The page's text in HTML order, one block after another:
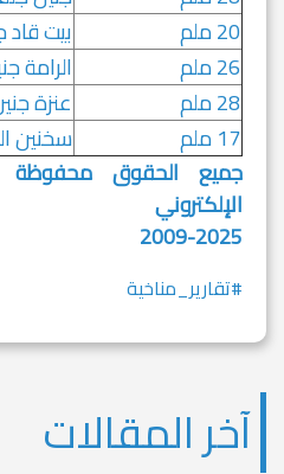
20 ملم
بيت قاد
26 ملم
الرامة
28 ملم
عنزة
17 ملم
سخنين
جميع الحقوق
الإلكتروني
2009-2025
#تقارير_مناخية
آخر المقالات